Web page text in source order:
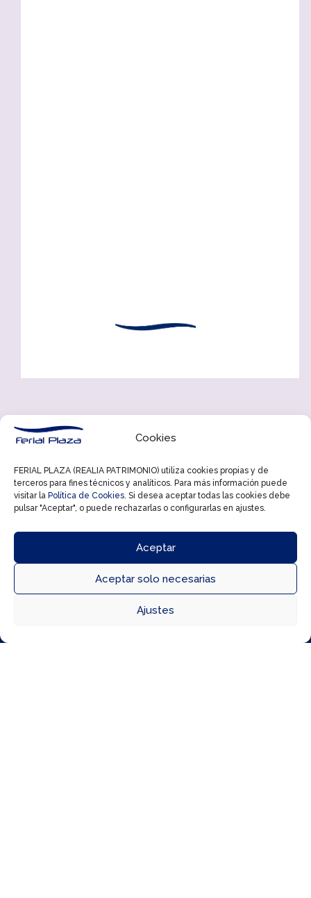
Cookies
FERIAL PLAZA (REALIA PATRIMONIO) utiliza cookies propias y de
terceros para fines técnicos y analíticos. Para más información puede
visitar la Política de Cookies. Si desea aceptar todas las cookies debe
pulsar "Aceptar", o puede rechazarlas o configurarlas en ajustes.
Aceptar
Aceptar solo necesarias
Ajustes
ÚLTIMOS EVENTOS